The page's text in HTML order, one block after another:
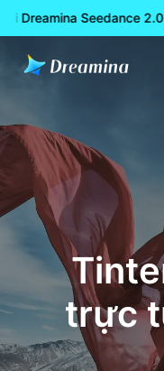
Dreamina Seedance 2.0
Trang chủ Dụng cụ
trực